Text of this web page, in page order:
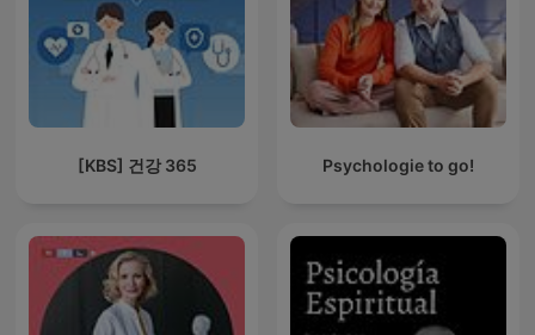
[KBS] 건강 365 Psychologie to go!